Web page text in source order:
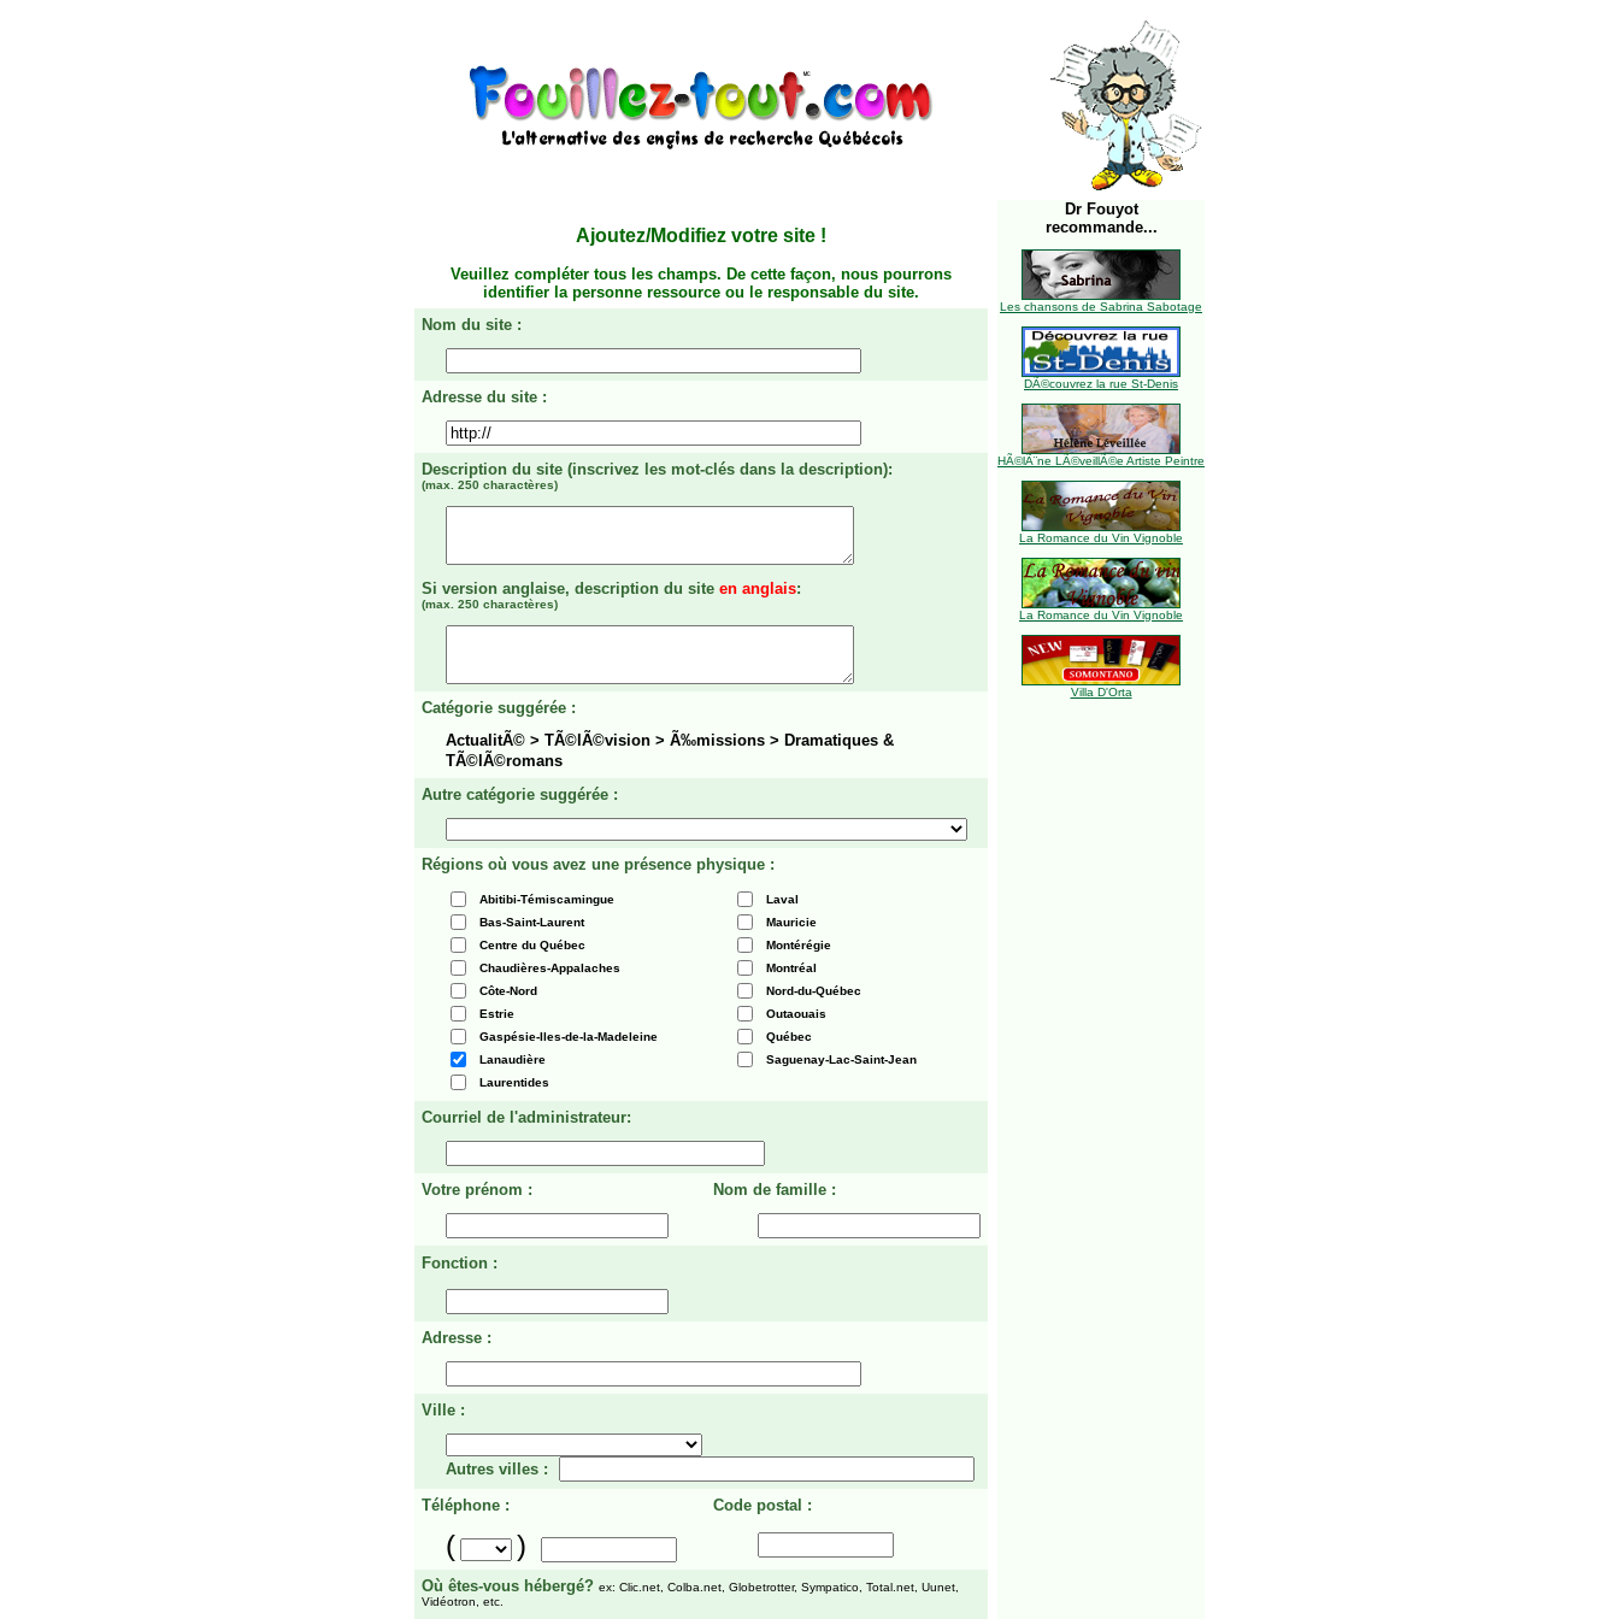
Ajoutez/Modifiez votre site !
Veuillez compléter tous les champs. De cette façon, nous pourrons
identifier la personne ressource ou le responsable du site.
Nom du site :
Adresse du site :
Description du site (inscrivez les mot-clés dans la description):
(max. 250 charactères)
Si version anglaise, description du site en anglais:
(max. 250 charactères)
Catégorie suggérée :
ActualitÃ© > TÃ©lÃ©vision > Ã‰missions > Dramatiques &
TÃ©lÃ©romans
Autre catégorie suggérée :
Régions où vous avez une présence physique :
Abitibi-Témiscamingue
Laval
Bas-Saint-Laurent
Mauricie
Centre du Québec
Montérégie
Chaudières-Appalaches
Montréal
Côte-Nord
Nord-du-Québec
Estrie
Outaouais
Gaspésie-Iles-de-la-Madeleine
Québec
Lanaudière
Saguenay-Lac-Saint-Jean
Laurentides
Courriel de l'administrateur:
Votre prénom : Nom de famille :
Fonction :
Adresse :
Ville :
Autres villes :
Téléphone :
Code postal :
( )
Où êtes-vous hébergé? ex: Clic.net, Colba.net, Globetrotter, Sympatico, Total.net, Uunet,
Vidéotron, etc.
Dr Fouyot
recommande...
Les chansons de Sabrina Sabotage
DÃ©couvrez la rue St-Denis
HÃ©lÃ¨ne LÃ©veillÃ©e Artiste Peintre
La Romance du Vin Vignoble
La Romance du Vin Vignoble
Villa D'Orta